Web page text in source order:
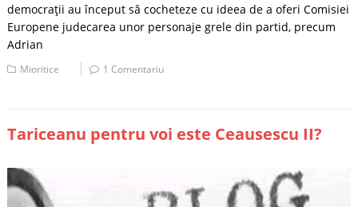
democraţii au început să cocheteze cu ideea de a oferi Comisiei
Europene judecarea unor personaje grele din partid, precum
Adrian
Mioritice 1 Comentariu
Tariceanu pentru voi este Ceausescu II?